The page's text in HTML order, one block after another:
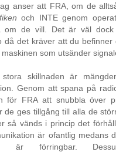
anser att FRA, om de
och INTE genom
om de vill. Det är väl dock
då det kräver att du befinner
som utsänder
skillnaden är
Genom att spana på
för FRA att snubbla över
de ges tillgång till alla de
så vänds i princip det
är ofantlig medans
är förringbar.